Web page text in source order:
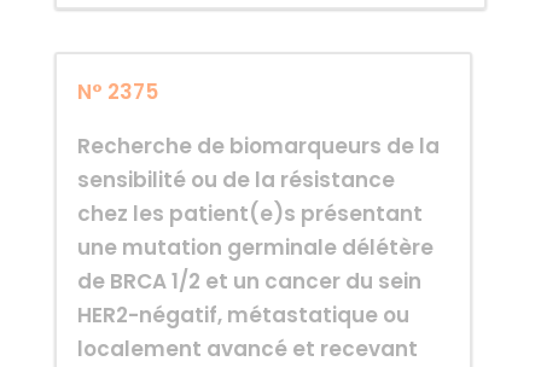
N° 2375
Recherche de biomarqueurs de la
sensibilité ou de la résistance
chez les patient(e)s présentant
une mutation germinale délétère
de BRCA 1/2 et un cancer du sein
HER2-négatif, métastatique ou
localement avancé et recevant